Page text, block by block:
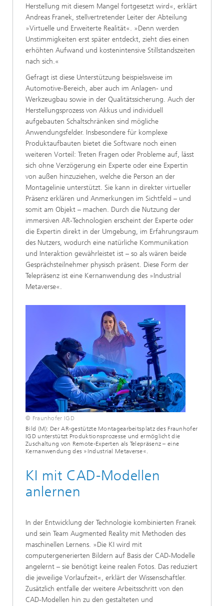
Herstellung mit diesem Mangel fortgesetzt wird«, erklärt
Andreas Franek, stellvertretender Leiter der Abteilung
»Virtuelle und Erweiterte Realität«. »Denn werden
Unstimmigkeiten erst später entdeckt, zieht dies einen
erhöhten Aufwand und kostenintensive Stillstandszeiten
nach sich.«
Gefragt ist diese Unterstützung beispielsweise im
Automotive-Bereich, aber auch im Anlagen- und
Werkzeugbau sowie in der Qualitätssicherung. Auch der
Herstellungsprozess von Akkus und individuell
aufgebauten Schaltschränken sind mögliche
Anwendungsfelder. Insbesondere für komplexe
Produktaufbauten bietet die Software noch einen
weiteren Vorteil: Treten Fragen oder Probleme auf, lässt
sich ohne Verzögerung ein Experte oder eine Expertin
von außen hinzuziehen, welche die Person an der
Montagelinie unterstützt. Sie kann in direkter virtueller
Präsenz erklären und Anmerkungen im Sichtfeld – und
somit am Objekt – machen. Durch die Nutzung der
immersiven AR-Technologien erscheint der Experte oder
die Expertin direkt in der Umgebung, im Erfahrungsraum
des Nutzers, wodurch eine natürliche Kommunikation
und Interaktion gewährleistet ist – so als wären beide
Gesprächsteilnehmer physisch präsent. Diese Form der
Telepräsenz ist eine Kernanwendung des »Industrial
Metaverse«.
© Fraunhofer IGD
Bild (M): Der AR-gestützte Montagearbeitsplatz des Fraunhofer
IGD unterstützt Produktionsprozesse und ermöglicht die
Zuschaltung von Remote-Experten als Telepräsenz – eine
Kernanwendung des »Industrial Metaverse«.
KI mit CAD-Modellen
anlernen
In der Entwicklung der Technologie kombinierten Franek
und sein Team Augmented Reality mit Methoden des
maschinellen Lernens. »Die KI wird mit
computergenerierten Bildern auf Basis der CAD-Modelle
angelernt – sie benötigt keine realen Fotos. Das reduziert
die jeweilige Vorlaufzeit«, erklärt der Wissenschaftler.
Zusätzlich entfalle der weitere Arbeitsschritt von den
CAD-Modellen hin zu den gestalteten und